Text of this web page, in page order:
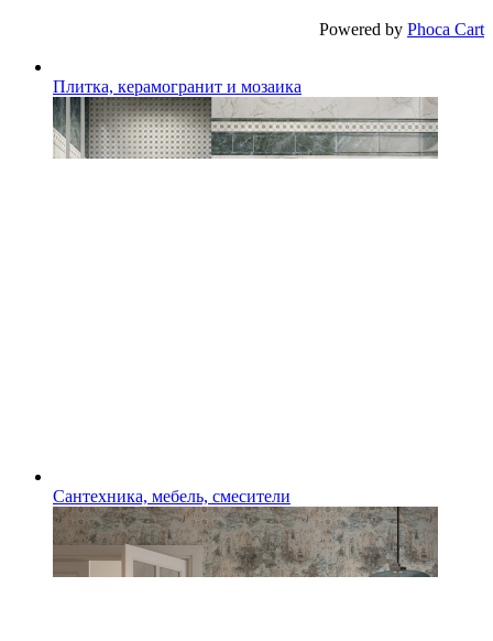
Powered by Phoca Cart
Плитка, керамогранит и мозаика
Сантехника, мебель, смесители